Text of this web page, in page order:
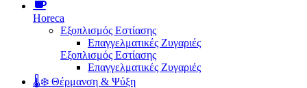
Horeca
Εξοπλισμός Εστίασης
Επαγγελματικές Ζυγαριές
Εξοπλισμός Εστίασης
Επαγγελματικές Ζυγαριές
🌡️❄️ Θέρμανση & Ψύξη